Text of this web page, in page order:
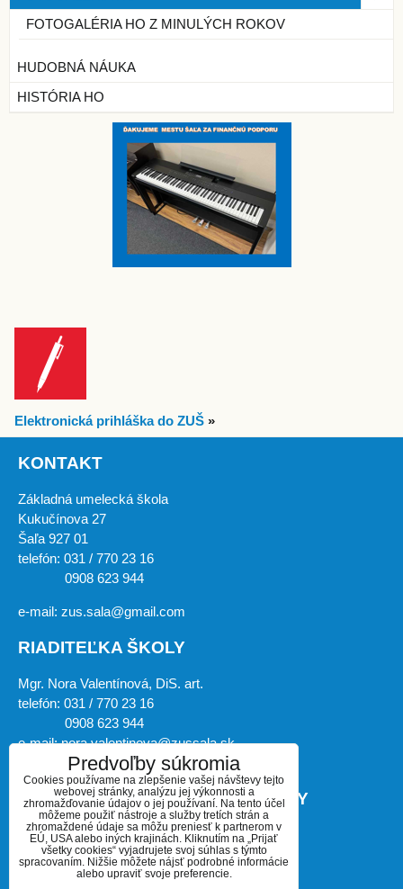
FOTOGALÉRIA HO Z MINULÝCH ROKOV
HUDOBNÁ NÁUKA
HISTÓRIA HO
Elektronická prihláška do ZUŠ »
KONTAKT
Základná umelecká škola
Kukučínova 27
Šaľa 927 01
telefón: 031 / 770 23 16
0908 623 944
e-mail: zus.sala@gmail.com
RIADITEĽKA ŠKOLY
Mgr. Nora Valentínová, DiS. art.
telefón: 031 / 770 23 16
0908 623 944
e-mail: nora.valentinova@zussala.sk
ZÁSTUPKYŇA RIADITEĽKY ŠKOLY
Mgr. art. Miroslava Košíková, PhD.
telefón: 031 / 770 23 16
0908 623 944
Predvoľby súkromia
Cookies používame na zlepšenie vašej návštevy tejto
webovej stránky, analýzu jej výkonnosti a
zhromažďovanie údajov o jej používaní. Na tento účel
môžeme použiť nástroje a služby tretích strán a
zhromaždené údaje sa môžu preniesť k partnerom v
EÚ, USA alebo iných krajinách. Kliknutím na „Prijať
všetky cookies“ vyjadrujete svoj súhlas s týmto
spracovaním. Nižšie môžete nájsť podrobné informácie
alebo upraviť svoje preferencie.